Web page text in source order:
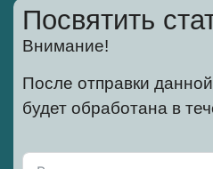
Посвятить
Внимание!
После отправки
будет обработана в